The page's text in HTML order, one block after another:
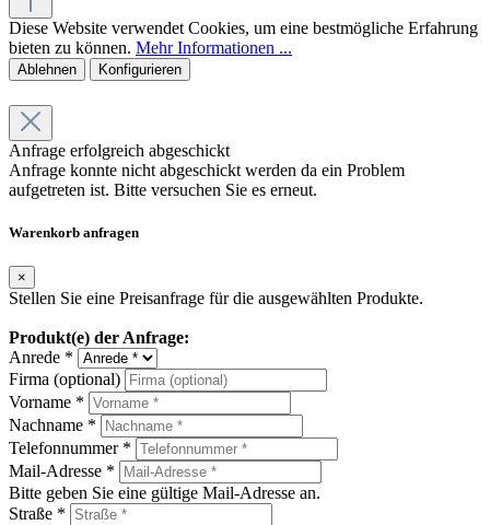
Diese Website verwendet Cookies, um eine bestmögliche Erfahrung
bieten zu können. Mehr Informationen ...
Ablehnen Konfigurieren
Anfrage erfolgreich abgeschickt
Anfrage konnte nicht abgeschickt werden da ein Problem
aufgetreten ist. Bitte versuchen Sie es erneut.
Warenkorb anfragen
×
Stellen Sie eine Preisanfrage für die ausgewählten Produkte.
Produkt(e) der Anfrage:
Anrede *
Firma (optional)
Vorname *
Nachname *
Telefonnummer *
Mail-Adresse *
Bitte geben Sie eine gültige Mail-Adresse an.
Straße *